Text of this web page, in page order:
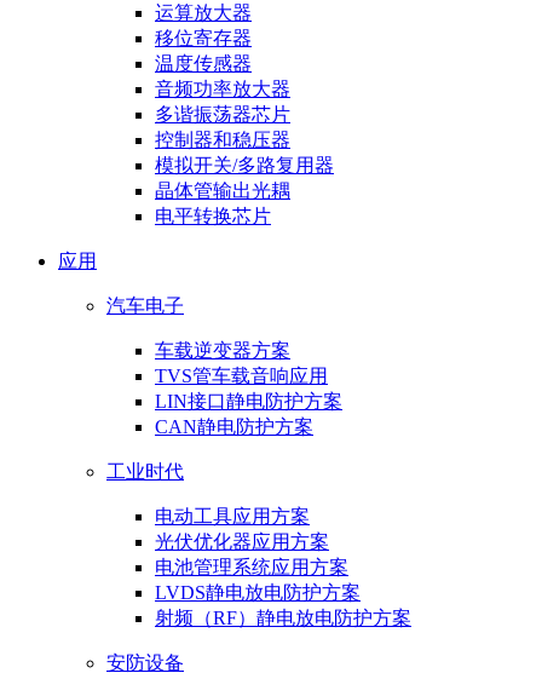
运算放大器
移位寄存器
温度传感器
音频功率放大器
多谐振荡器芯片
控制器和稳压器
模拟开关/多路复用器
晶体管输出光耦
电平转换芯片
应用
汽车电子
车载逆变器方案
TVS管车载音响应用
LIN接口静电防护方案
CAN静电防护方案
工业时代
电动工具应用方案
光伏优化器应用方案
电池管理系统应用方案
LVDS静电放电防护方案
射频（RF）静电放电防护方案
安防设备